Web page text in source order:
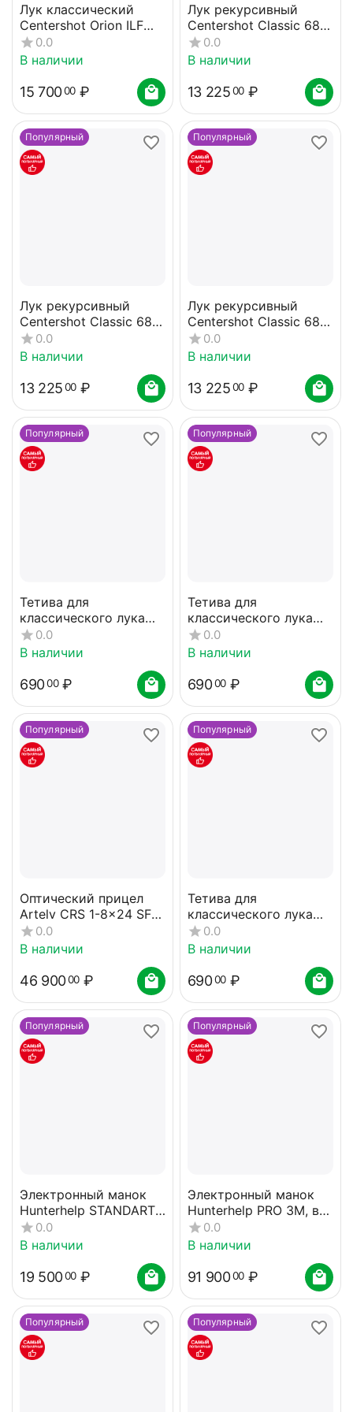
Лук классический
Centershot Orion ILF
(черный) 20#
0.0
В наличии
15 70000 ₽
Лук рекурсивный
Centershot Classic 68"
(черные плечи) 22#
0.0
В наличии
13 22500 ₽
Популярный
Лук рекурсивный
Centershot Classic 68"
(черные плечи) 26#
0.0
В наличии
13 22500 ₽
Популярный
Лук рекурсивный
Centershot Classic 68"
(черные плечи) 30#
0.0
В наличии
13 22500 ₽
Популярный
Тетива для
классического лука
58" белая
0.0
В наличии
69000 ₽
Популярный
Тетива для
классического лука
56" белая
0.0
В наличии
69000 ₽
Популярный
Оптический прицел
Artelv CRS 1-8x24 SFP
30мм
0.0
В наличии
46 90000 ₽
Популярный
Тетива для
классического лука
48" белая
0.0
В наличии
69000 ₽
Популярный
Электронный манок
Hunterhelp STANDART
3M с динамиком
Тромб карта №7
0.0
В наличии
19 50000 ₽
Популярный
Электронный манок
Hunterhelp PRO 3M, в
кейсе, li-on, 2
динамика Hunterhelp
0.0
В наличии
91 90000 ₽
Популярный Популярный